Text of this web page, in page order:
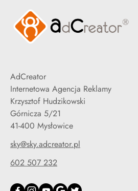
AdCreator
Internetowa Agencja Reklamy
Krzysztof Hudzikowski
Górnicza 5/21
41-400 Mysłowice
sky@sky.adcreator.pl
602 507 232